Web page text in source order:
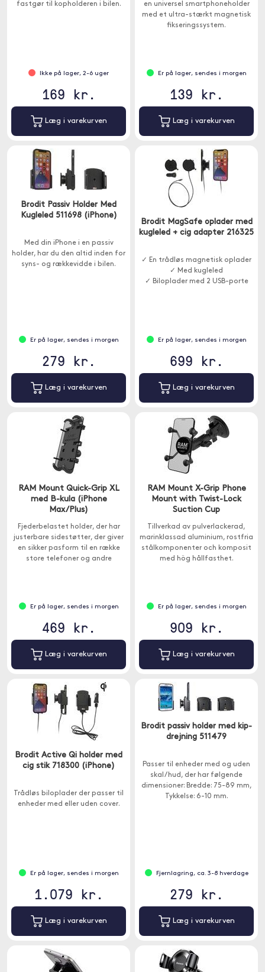
fastgør til kopholderen i bilen.
Ikke på lager, 2-6 uger
169 kr.
Læg i varekurven
en universel smartphoneholder
med et ultra-stærkt magnetisk
fikseringssystem.
Er på lager, sendes i morgen
139 kr.
Læg i varekurven
Brodit Passiv Holder Med
Kugleled 511698 (iPhone)
Med din iPhone i en passiv
holder, har du den altid inden for
syns- og rækkevidde i bilen.
Er på lager, sendes i morgen
279 kr.
Læg i varekurven
Brodit MagSafe oplader med
kugleled + cig adapter 216325
✓ En trådløs magnetisk oplader
✓ Med kugleled
✓ Biloplader med 2 USB-porte
Er på lager, sendes i morgen
699 kr.
Læg i varekurven
RAM Mount Quick-Grip XL
med B-kula (iPhone
Max/Plus)
Fjederbelastet holder, der har
justerbare sidestøtter, der giver
en sikker pasform til en række
store telefoner og andre
Er på lager, sendes i morgen
469 kr.
Læg i varekurven
RAM Mount X-Grip Phone
Mount with Twist-Lock
Suction Cup
Tillverkad av pulverlackerad,
marinklassad aluminium, rostfria
stålkomponenter och komposit
med hög hållfasthet.
Er på lager, sendes i morgen
909 kr.
Læg i varekurven
Brodit Active Qi holder med
cig stik 718300 (iPhone)
Trådløs biloplader der passer til
enheder med eller uden cover.
Er på lager, sendes i morgen
1.079 kr.
Læg i varekurven
Brodit passiv holder med kip-
drejning 511479
Passer til enheder med og uden
skal / hud, der har følgende
dimensioner: Bredde: 75-89 mm,
Tykkelse: 6-10 mm.
Fjernlagring, ca. 3-8 hverdage
279 kr.
Læg i varekurven